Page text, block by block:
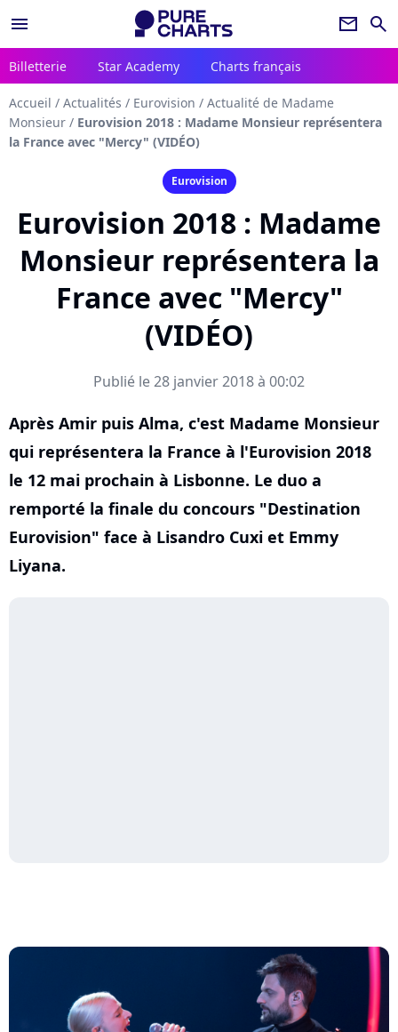
menu newsletter search
Billetterie Star Academy Charts français
Accueil / Actualités / Eurovision / Actualité de Madame
Monsieur / Eurovision 2018 : Madame Monsieur représentera
la France avec "Mercy" (VIDÉO)
Eurovision
Eurovision 2018 : Madame
Monsieur représentera la
France avec "Mercy"
(VIDÉO)
Publié le 28 janvier 2018 à 00:02
Après Amir puis Alma, c'est Madame Monsieur
qui représentera la France à l'Eurovision 2018
le 12 mai prochain à Lisbonne. Le duo a
remporté la finale du concours "Destination
Eurovision" face à Lisandro Cuxi et Emmy
Liyana.